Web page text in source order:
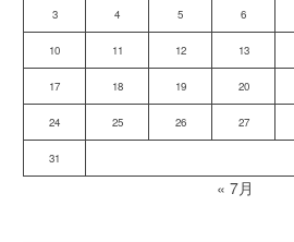
3 4 5 6
10 11 12 13
17 18 19 20
24 25 26 27
31
« 7月